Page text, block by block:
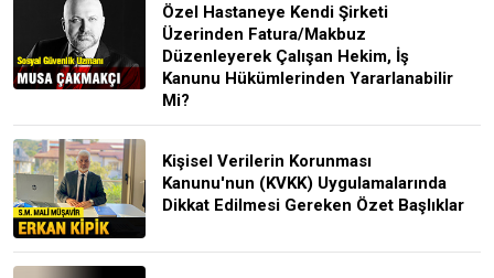
Özel Hastaneye Kendi Şirketi
Üzerinden Fatura/Makbuz
Düzenleyerek Çalışan Hekim, İş
Kanunu Hükümlerinden Yararlanabilir
Mi?
Kişisel Verilerin Korunması
Kanunu'nun (KVKK) Uygulamalarında
Dikkat Edilmesi Gereken Özet Başlıklar